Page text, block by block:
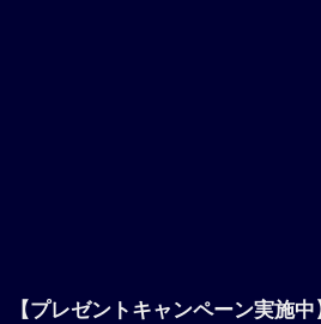
【プレゼントキャンペーン実施中